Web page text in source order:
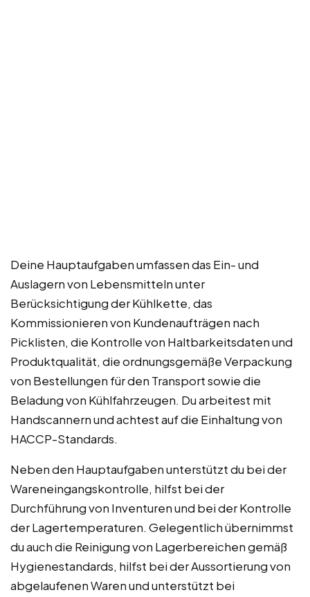
Deine Hauptaufgaben umfassen das Ein- und
Auslagern von Lebensmitteln unter
Berücksichtigung der Kühlkette, das
Kommissionieren von Kundenaufträgen nach
Picklisten, die Kontrolle von Haltbarkeitsdaten und
Produktqualität, die ordnungsgemäße Verpackung
von Bestellungen für den Transport sowie die
Beladung von Kühlfahrzeugen. Du arbeitest mit
Handscannern und achtest auf die Einhaltung von
HACCP-Standards.
Neben den Hauptaufgaben unterstützt du bei der
Wareneingangskontrolle, hilfst bei der
Durchführung von Inventuren und bei der Kontrolle
der Lagertemperaturen. Gelegentlich übernimmst
du auch die Reinigung von Lagerbereichen gemäß
Hygienestandards, hilfst bei der Aussortierung von
abgelaufenen Waren und unterstützt bei